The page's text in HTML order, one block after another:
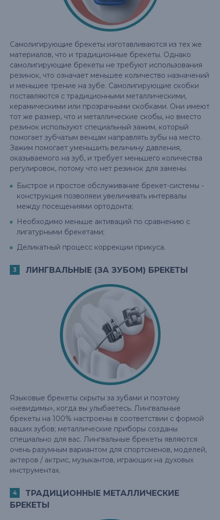
Самолигирующие брекеты изготавливаются из тех же
материалов, что и традиционные брекеты. Однако
самолигирующие брекеты не требуют использования
резинок, что означает меньшее количество назначений
и меньшее трение на зубе. Самолигирующие скобки
поставляются с традиционными металлическими,
керамическими или прозрачными скобками. Они имеют
тот же размер, что и металлические скобы, но вместо
резинок используют специальный зажим, который
помогает зубчатым венцам направлять зубы на место.
Зажим помогает уменьшить величину давления,
оказываемого на зуб, и требует меньшего количества
регулировок, потому что нет резинок для замены.
Быстрое и простое обслуживание брекет-системы -
конструкция позволяеи увеличивать интервалы
между посещениями ортодонта;
Необходимо меньше активаций по сравнению с
лигатурными брекетами;
Деликатный процесс коррекции прикуса.
ЛИНГВАЛЬНЫЕ (ЗА ЗУБОМ) БРЕКЕТЫ
Языковые брекеты скрыты за зубами и поэтому
«невидимы», когда вы улыбаетесь. Лингвальные
брекеты на 100% настроены в соответствии с формой
ваших зубов; металлические приборы созданы
специально для вас. Лингвальные брекеты являются
очень разумным вариантом для спортсменов, моделей,
актеров / актрис, музыкантов, играющих на духовых
инструментах.
ТРАДИЦИОННЫЕ МЕТАЛЛИЧЕСКИЕ
БРЕКЕТЫ